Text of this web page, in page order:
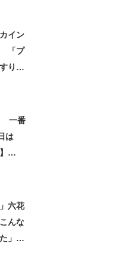
イン
「プ
り眠
一番
は
六花
んな
」